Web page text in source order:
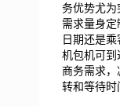
务优势尤为
需求量身
日期还是
机包机可到
商务需求，
转和等待时